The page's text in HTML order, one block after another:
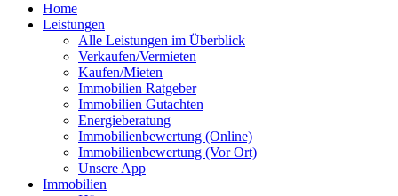
Home
Leistungen
Alle Leistungen im Überblick
Verkaufen/Vermieten
Kaufen/Mieten
Immobilien Ratgeber
Immobilien Gutachten
Energieberatung
Immobilienbewertung (Online)
Immobilienbewertung (Vor Ort)
Unsere App
Immobilien